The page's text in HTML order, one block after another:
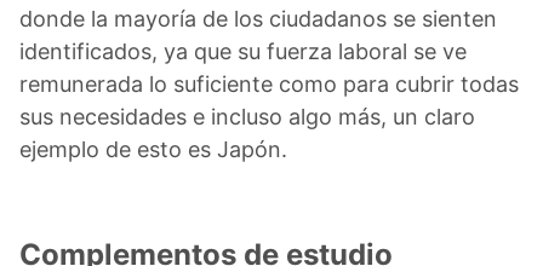
donde la mayoría de los ciudadanos se sienten
identificados, ya que su fuerza laboral se ve
remunerada lo suficiente como para cubrir todas
sus necesidades e incluso algo más, un claro
ejemplo de esto es Japón.
Complementos de estudio